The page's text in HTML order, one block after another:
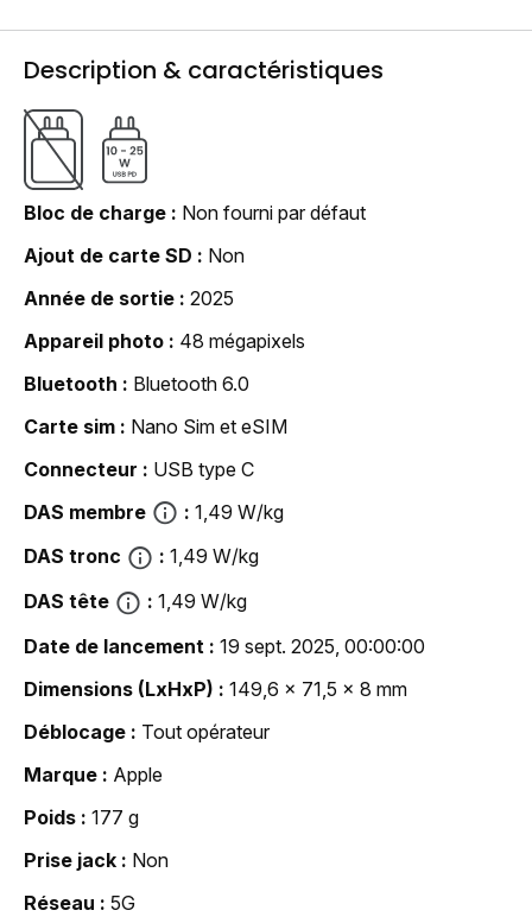
Description & caractéristiques
Bloc de charge
Non fourni par défaut
Ajout de carte SD
Non
Année de sortie
2025
Appareil photo
48 mégapixels
Bluetooth
Bluetooth 6.0
Carte sim
Nano Sim et eSIM
Connecteur
USB type C
DAS membre
1,49 W/kg
DAS tronc
1,49 W/kg
DAS tête
1,49 W/kg
Date de lancement
19 sept. 2025, 00:00:00
Dimensions (LxHxP)
149,6 x 71,5 x 8 mm
Déblocage
Tout opérateur
Marque
Apple
Poids
177 g
Prise jack
Non
Réseau
5G